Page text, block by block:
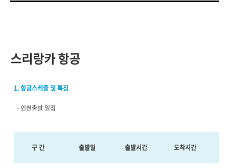
스리랑카 항공
1. 항공스케줄 및 특징
- 인천출발 일정
구 간 출발일 출발시간 도착시간